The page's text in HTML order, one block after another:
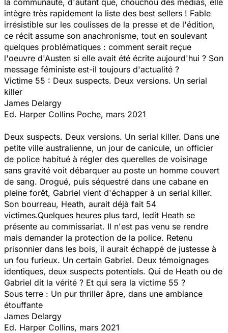
intègre très rapidement la liste des best sellers ! Fable
irrésistible sur les coulisses de la presse et de l'édition,
ce récit assume son anachronisme, tout en soulevant
quelques problématiques : comment serait reçue
l'oeuvre d'Austen si elle avait été écrite aujourd'hui ? Son
message féministe est-il toujours d'actualité ?
Victime 55 : Deux suspects. Deux versions. Un serial
killer
James Delargy
Ed. Harper Collins Poche, mars 2021
Deux suspects. Deux versions. Un serial killer. Dans une
petite ville australienne, un jour de canicule, un officier
de police habitué à régler des querelles de voisinage
sans gravité voit débarquer au poste un homme couvert
de sang. Drogué, puis séquestré dans une cabane en
pleine forêt, Gabriel vient d'échapper à un serial killer.
Son bourreau, Heath, aurait déjà fait 54
victimes.Quelques heures plus tard, ledit Heath se
présente au commissariat. Il n'est pas venu se rendre
mais demander la protection de la police. Retenu
prisonnier dans les bois, il aurait échappé de justesse à
un fou furieux. Un certain Gabriel. Deux témoignages
identiques, deux suspects potentiels. Qui de Heath ou de
Gabriel dit la vérité ? Et qui sera la victime 55 ?
Sous terre : Un pur thriller âpre, dans une ambiance
étouffante
James Delargy
Ed. Harper Collins, mars 2021